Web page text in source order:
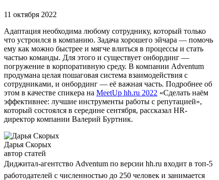
11 октября 2022
Адаптация необходима любому сотруднику, который только
что устроился в компанию. Задача хорошего эйчара — помочь
ему как можно быстрее и мягче влиться в процессы и стать
частью команды. Для этого и существует онбординг —
погружение в корпоративную среду. В компании Adventum
продумана целая пошаговая система взаимодействия с
сотрудниками, и онбординг — её важная часть. Подробнее об
этом в качестве спикера на MeetUp hh.ru 2022 «Сделать наём
эффективнее: лучшие инструменты работы с репутацией»,
который состоялся в середине сентября, рассказал HR-
директор компании Валерий Буртник.
Дарья Скорых
автор статей
Диджитал-агентство Adventum по версии hh.ru входит в топ-5
работодателей с численностью до 250 человек и занимается